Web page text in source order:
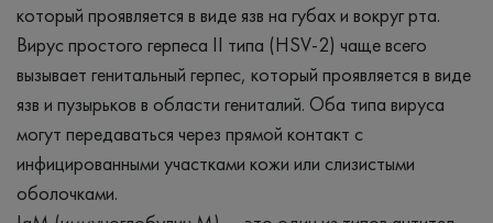
который проявляется в виде язв на губах и вокруг рта.
Вирус простого герпеса II типа (HSV-2) чаще всего
вызывает генитальный герпес, который проявляется в виде
язв и пузырьков в области гениталий. Оба типа вируса
могут передаваться через прямой контакт с
инфицированными участками кожи или слизистыми
оболочками.